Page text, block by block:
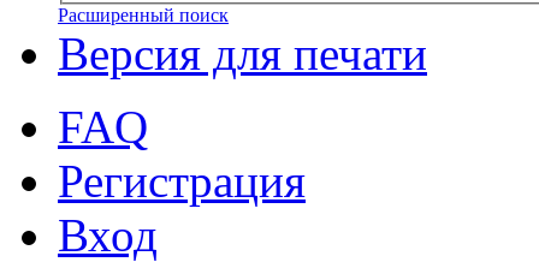
Расширенный поиск
Версия для печати
FAQ
Регистрация
Вход